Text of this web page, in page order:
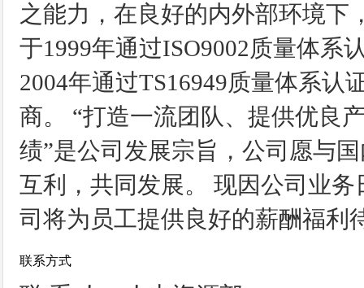
之能力，在良好的内外部环境下
于1999年通过ISO9002质量体系
2004年通过TS16949质量体系认
商。 “打造一流团队、提供优良
绩”是公司发展宗旨，公司愿与
互利，共同发展。 现因公司业
司将为员工提供良好的薪酬福利
联系方式